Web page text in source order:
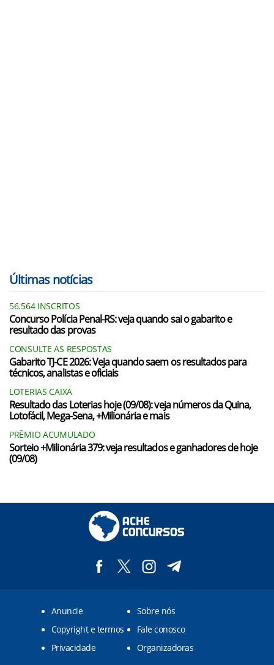
Últimas notícias
56.564 INSCRITOS
Concurso Polícia Penal-RS: veja quando sai o gabarito e
resultado das provas
CONSULTE AS RESPOSTAS
Gabarito TJ-CE 2026: Veja quando saem os resultados para
técnicos, analistas e oficiais
LOTERIAS CAIXA
Resultado das Loterias hoje (09/08): veja números da Quina,
Lotofácil, Mega-Sena, +Milionária e mais
PRÊMIO ACUMULADO
Sorteio +Milionária 379: veja resultados e ganhadores de hoje
(09/08)
Anuncie
Sobre nós
Copyright e termos
Fale conosco
Privacidade
Organizadoras